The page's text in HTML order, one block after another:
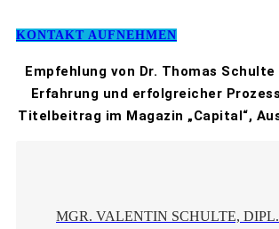
KONTAKT AUFNEHMEN
Empfehlung von Dr. Thomas
Erfahrung und erfolgreicher
Titelbeitrag im Magazin „Capital“,
MGR. VALENTIN SCHULTE,